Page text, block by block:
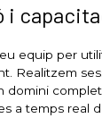
i
equip per
Realitzem
domini
a temps real